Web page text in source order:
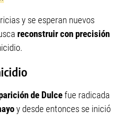
y se esperan nuevos
reconstruir con precisión
de Dulcefue radicada
y desde entonces se inició